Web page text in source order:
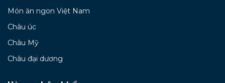
Món ăn ngon Việt Nam
Châu úc
Châu Mỹ
Châu đại dương